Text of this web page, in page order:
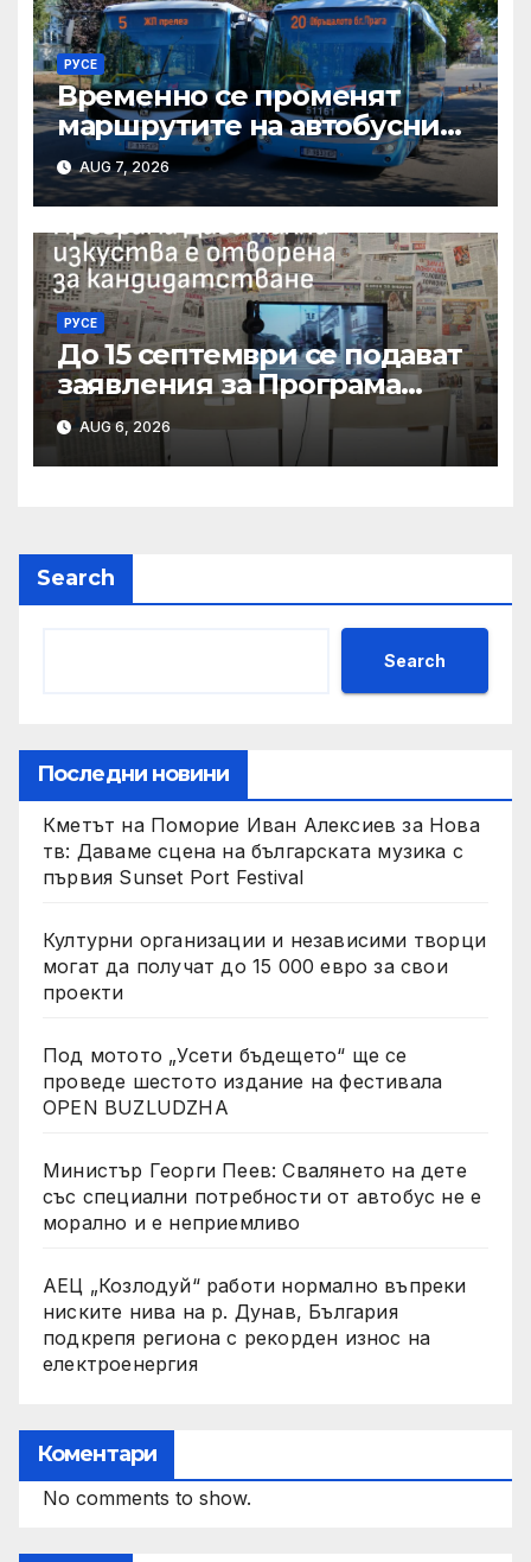
РУСЕ
Временно се променят
маршрутите на автобусни
линии № 5 и № 20 заради
строително-ремонтни
дейности
AUG 7, 2026
РУСЕ
До 15 септември се подават
заявления за Програма
„Дигитални изкуства“ на
Национален фонд
„Култура“
AUG 6, 2026
Search
Search
Последни новини
Кметът на Поморие Иван Алексиев за Нова
тв: Даваме сцена на българската музика с
първия Sunset Port Festival
Културни организации и независими творци
могат да получат до 15 000 евро за свои
проекти
Под мотото „Усети бъдещето“ ще се
проведе шестото издание на фестивала
OPEN BUZLUDZHA
Министър Георги Пеев: Свалянето на дете
със специални потребности от автобус не е
морално и е неприемливо
АЕЦ „Козлодуй“ работи нормално въпреки
ниските нива на р. Дунав, България
подкрепя региона с рекорден износ на
електроенергия
Коментари
No comments to show.